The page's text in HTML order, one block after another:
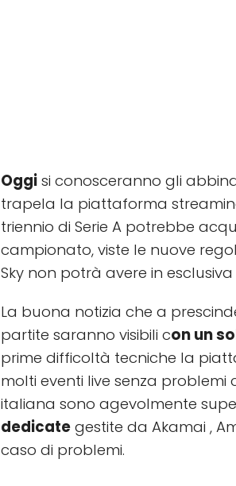
Oggi si conosceranno gli
trapela la piattaforma
triennio di Serie A potrebbe
campionato, viste le nuove
Sky non potrà avere in
La buona notizia che a
partite saranno visibili con un
prime difficoltà tecniche la
molti eventi live senza problemi
italiana sono agevolmente
dedicate gestite da Akamai ,
caso di problemi.